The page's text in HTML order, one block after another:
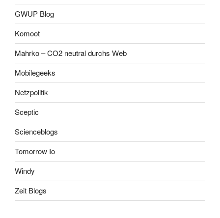
GWUP Blog
Komoot
Mahrko – CO2 neutral durchs Web
Mobilegeeks
Netzpolitik
Sceptic
Scienceblogs
Tomorrow Io
Windy
Zeit Blogs